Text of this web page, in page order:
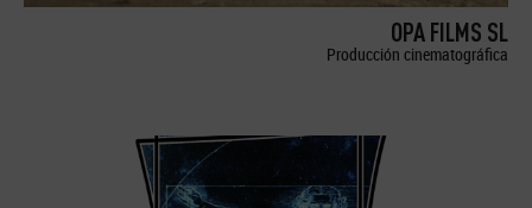
OPA FILMS SL
Producción cinematográfica